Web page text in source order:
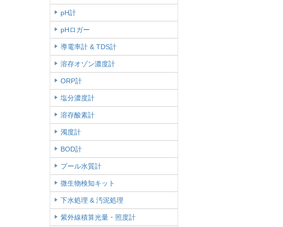
pH計
pHロガー
導電率計 & TDS計
溶存オゾン濃度計
ORP計
塩分濃度計
溶存酸素計
濁度計
BOD計
プール水質計
微生物検知キット
下水処理 & 汚泥処理
紫外線積算光量・照度計